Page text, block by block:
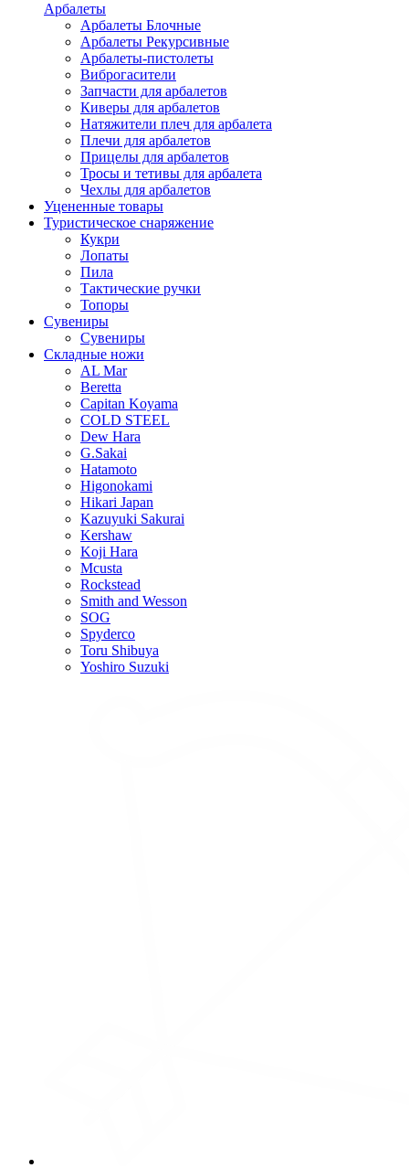
Арбалеты
Арбалеты Блочные
Арбалеты Рекурсивные
Арбалеты-пистолеты
Виброгасители
Запчасти для арбалетов
Киверы для арбалетов
Натяжители плеч для арбалета
Плечи для арбалетов
Прицелы для арбалетов
Тросы и тетивы для арбалета
Чехлы для арбалетов
Уцененные товары
Туристическое снаряжение
Кукри
Лопаты
Пила
Тактические ручки
Топоры
Сувениры
Сувениры
Складные ножи
AL Mar
Beretta
Capitan Koyama
COLD STEEL
Dew Hara
G.Sakai
Hatamoto
Higonokami
Hikari Japan
Kazuyuki Sakurai
Kershaw
Koji Hara
Mcusta
Rockstead
Smith and Wesson
SOG
Spyderco
Toru Shibuya
Yoshiro Suzuki